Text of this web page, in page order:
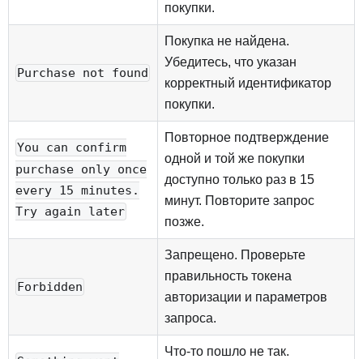
покупки.
Purchase not found
Покупка не найдена.
Убедитесь, что указан
корректный идентификатор
покупки.
You can confirm
purchase only once
every 15 minutes.
Try again later
Повторное подтверждение
одной и той же покупки
доступно только раз в 15
минут. Повторите запрос
позже.
Forbidden
Запрещено. Проверьте
правильность токена
авторизации и параметров
запроса.
Что-то пошло не так.